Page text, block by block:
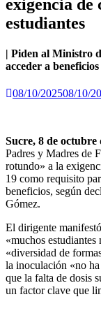
exigencia de
estudiantes
| Piden al Ministro
acceder a beneficios
08/10/202508/10/
Sucre, 8 de
Padres y Madres de
rotundo» a la
19 como requisito
beneficios, según
Gómez.
El dirigente
«muchos
«diversidad de
la inoculación «no
que la falta de dosis
un factor clave que